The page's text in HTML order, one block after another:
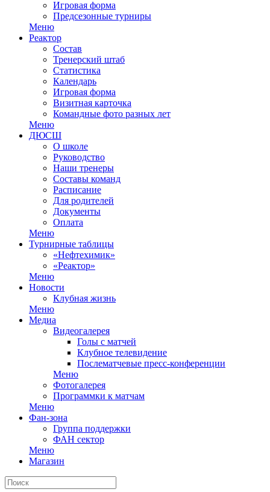
Игровая форма
Предсезонные турниры
Меню
Реактор
Состав
Тренерский штаб
Статистика
Календарь
Игровая форма
Визитная карточка
Командные фото разных лет
Меню
ДЮСШ
О школе
Руководство
Наши тренеры
Составы команд
Расписание
Для родителей
Документы
Оплата
Меню
Турнирные таблицы
«Нефтехимик»
«Реактор»
Меню
Новости
Клубная жизнь
Меню
Медиа
Видеогалерея
Голы с матчей
Клубное телевидение
Послематчевые пресс-конференции
Меню
Фотогалерея
Программки к матчам
Меню
Фан-зона
Группа поддержки
ФАН сектор
Меню
Магазин